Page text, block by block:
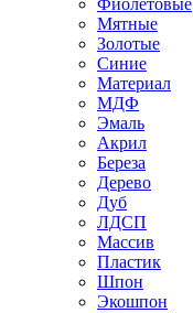
Фиолетовые
Мятные
Золотые
Синие
Материал
МДФ
Эмаль
Акрил
Береза
Дерево
Дуб
ЛДСП
Массив
Пластик
Шпон
Экошпон